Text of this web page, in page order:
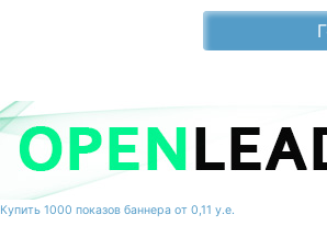
Купить 1000 показов баннера от 0,11 у.е.